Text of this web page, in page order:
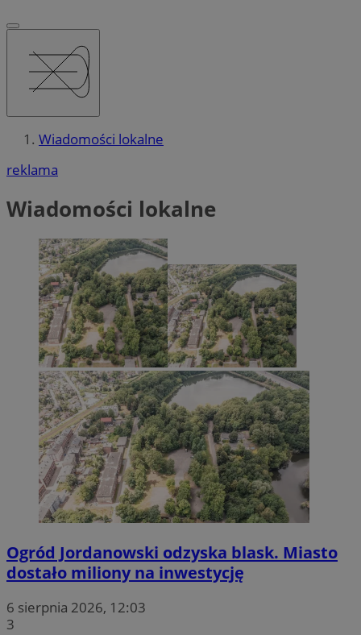
Wiadomości lokalne
reklama
Wiadomości lokalne
Ogród Jordanowski odzyska blask. Miasto
dostało miliony na inwestycję
6 sierpnia 2026, 12:03
3